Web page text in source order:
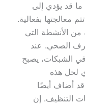
ما قد يؤدي إلى
معالجتها بفعالية.
الأنشطة التي
الصحي. عند
الشبكات، يصبح
لحل هذه
قد أضاف أيضًا
التنظيف. إن